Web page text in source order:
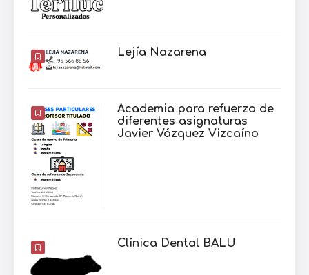
Lejía Nazarena
Academia para refuerzo de
diferentes asignaturas
Javier Vázquez Vizcaíno
Clínica Dental BALU